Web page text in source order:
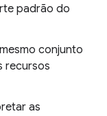
padrão do
conjunto
recursos
as